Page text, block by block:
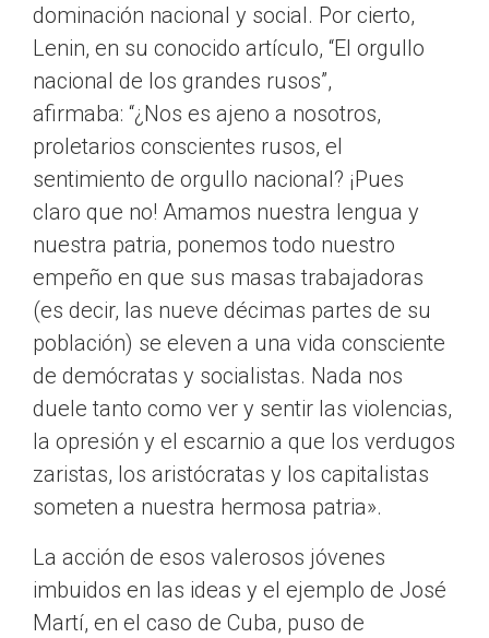
dominación nacional y social. Por cierto,
Lenin, en su conocido artículo, “El orgullo
nacional de los grandes rusos”,
afirmaba: “¿Nos es ajeno a nosotros,
proletarios conscientes rusos, el
sentimiento de orgullo nacional? ¡Pues
claro que no! Amamos nuestra lengua y
nuestra patria, ponemos todo nuestro
empeño en que sus masas trabajadoras
(es decir, las nueve décimas partes de su
población) se eleven a una vida consciente
de demócratas y socialistas. Nada nos
duele tanto como ver y sentir las violencias,
la opresión y el escarnio a que los verdugos
zaristas, los aristócratas y los capitalistas
someten a nuestra hermosa patria».
La acción de esos valerosos jóvenes
imbuidos en las ideas y el ejemplo de José
Martí, en el caso de Cuba, puso de